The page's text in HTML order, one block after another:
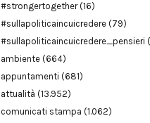
#strongertogether(16)
#sullapoliticaincuicredere (79)
#sullapoliticaincuicredere_pensieri
ambiente (664)
appuntamenti (681)
attualità (13.952)
comunicati stampa (1.062)